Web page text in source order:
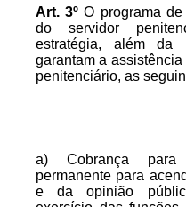
Art.3ºO programa
do servidor
estratégia, além da
garantam a
penitenciário, as
a) Cobrança para
permanente para
e da opinião